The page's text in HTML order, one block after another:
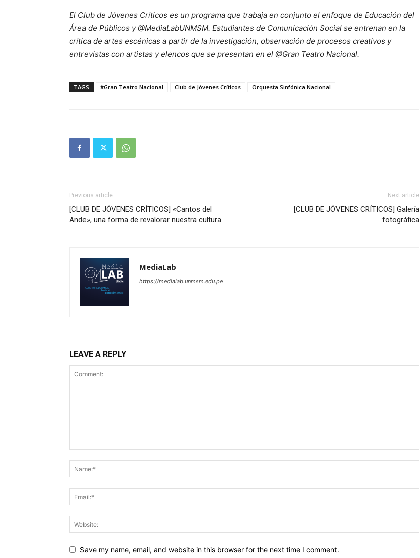
El Club de Jóvenes Críticos es un programa que trabaja en conjunto el enfoque de Educación del
Área de Públicos y @MediaLabUNMSM. Estudiantes de Comunicación Social se entrenan en la
crítica de artes escénicas a partir de la investigación, observación de procesos creativos y
entrevistas con artistas y elencos que se presentan en el @Gran Teatro Nacional.
TAGS #Gran Teatro Nacional Club de Jóvenes Críticos Orquesta Sinfónica Nacional
Previous article
[CLUB DE JÓVENES CRÍTICOS] «Cantos del
Ande», una forma de revalorar nuestra cultura.
Next article
[CLUB DE JÓVENES CRÍTICOS] Galería
fotográfica
MediaLab
https://medialab.unmsm.edu.pe
LEAVE A REPLY
Save my name, email, and website in this browser for the next time I comment.